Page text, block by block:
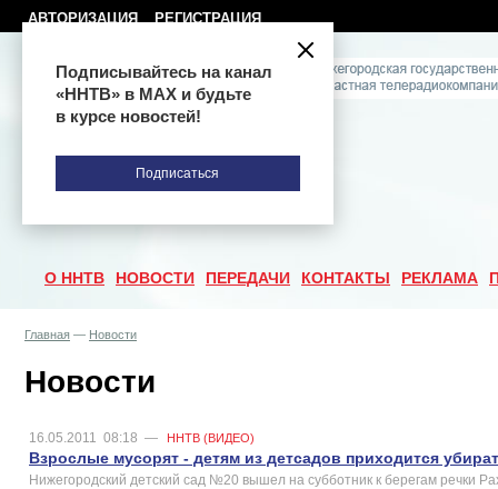
АВТОРИЗАЦИЯ РЕГИСТРАЦИЯ
О ННТВ НОВОСТИ ПЕРЕДАЧИ КОНТАКТЫ РЕКЛАМА
Главная — Новости
Новости
16.05.2011 08:18 — ННТВ (ВИДЕО)
Взрослые мусорят - детям из детсадов приходится
Нижегородский детский сад №20 вышел на субботник к берегам речки
Подписывайтесь на канал
«ННТВ» в МАХ и будьте
в курсе новостей!
Подписаться